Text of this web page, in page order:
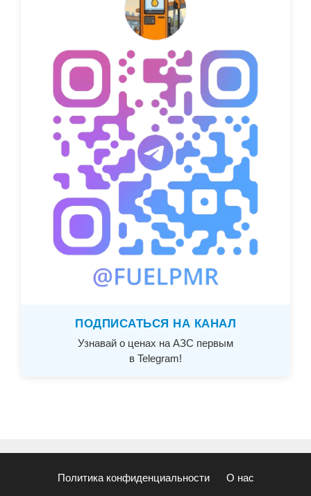
ПОДПИСАТЬСЯ НА КАНАЛ
Узнавай о ценах на АЗС первым
в Telegram!
Политика конфиденциальности О нас